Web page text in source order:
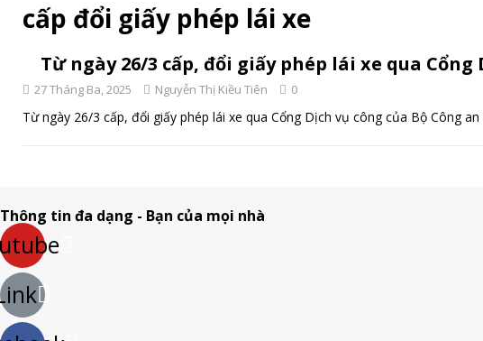
cấp đổi giấy phép lái xe
Từ ngày 26/3 cấp, đổi giấy phép lái xe qua Cổng
27 Tháng Ba, 2025 Nguyễn Thị Kiều Tiên 0
Từ ngày 26/3 cấp, đổi giấy phép lái xe qua Cổng Dịch vụ công của Bộ Công
Thông tin đa dạng - Bạn của mọi nhà